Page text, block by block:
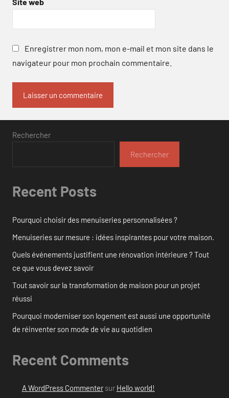
Enregistrer mon nom, mon e-mail et mon site dans le
navigateur pour mon prochain commentaire.
Rechercher
Rechercher
Recent Posts
Pourquoi choisir des menuiseries personnalisées ?
Menuiseries sur mesure : idées inspirantes pour votre maison.
Quels événements justifient une rénovation intérieure ? Tout
ce que vous devez savoir
Tout savoir sur la transformation de maison pour un projet
réussi
Pourquoi moderniser son logement est aussi une opportunité
de réinventer son mode de vie au quotidien
Recent Comments
A WordPress Commentersur Hello world!